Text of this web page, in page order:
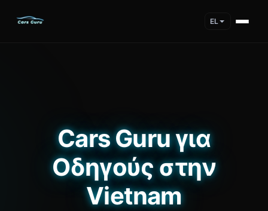
EL
Cars Guru για
Οδηγούς στην
Vietnam